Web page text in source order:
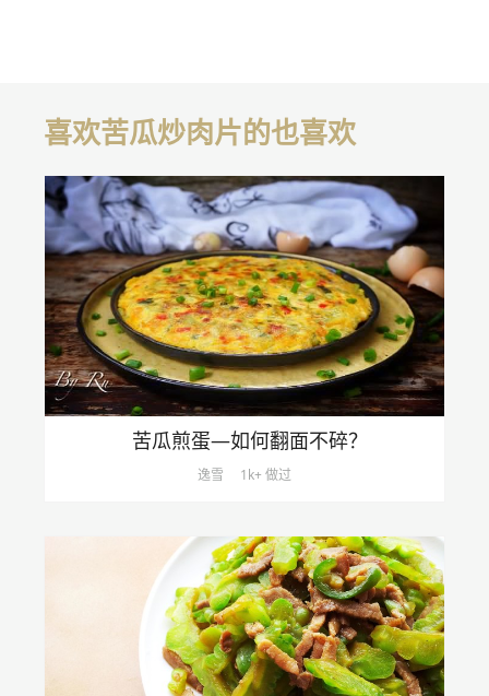
喜欢苦瓜炒肉片的也喜欢
苦瓜煎蛋—如何翻面不碎？
逸雪 1k+ 做过